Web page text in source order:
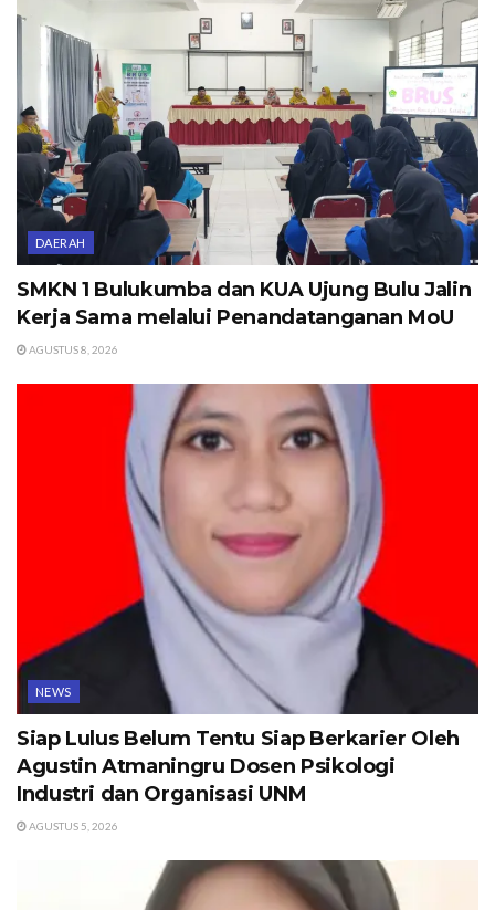
DAERAH
SMKN 1 Bulukumba dan KUA Ujung Bulu Jalin
Kerja Sama melalui Penandatanganan MoU
AGUSTUS 8, 2026
NEWS
Siap Lulus Belum Tentu Siap Berkarier Oleh
Agustin Atmaningru Dosen Psikologi
Industri dan Organisasi UNM
AGUSTUS 5, 2026